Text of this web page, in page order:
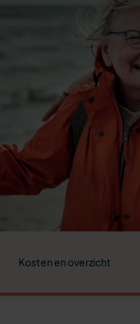
Kosten en overzicht